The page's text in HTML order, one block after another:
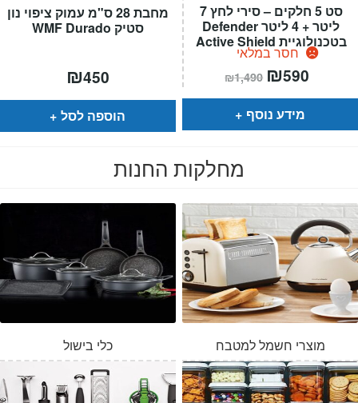
מחבת 28 ס"מ עמוק ציפוי נון
סטיק WMF Durado
₪450
הוספה לסל
סט 5 חלקים – סירי לחץ 7
ליטר + 4 ליטר Defender
בטכנולוגיית Active Shield
חסר במלאי
₪1,490 המחיר
המקורי
היה:
₪590
הוא:
מידע נוסף
מחלקות החנות
כלי בישול מוצרי חשמל למטבח